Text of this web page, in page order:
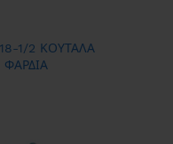
1/2 ΚΟΥΤΑΛΑ